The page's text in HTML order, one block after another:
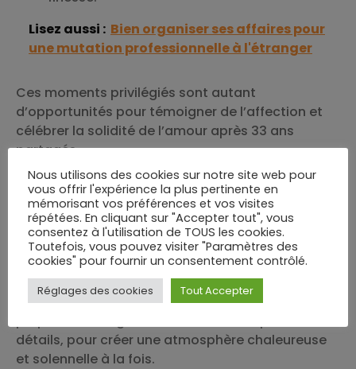
Lisez aussi : Bien organiser ses affaires pour
une mutation professionnelle à l'étranger
Ces moments privilégiés sont autant
d’opportunités pour témoigner de l’affection et
célébrer la solidité de l’amour après 33 ans
partagés.
Conseils pour préparer
une fête mémorable à
l’occasion des noces de
porphyre
Organiser une célébration conviviale ne
s’improvise pas. La clé réside dans une
détails, pour créer une atmosphère chaleureuse
et solennelle à la fois.
Nous utilisons des cookies sur notre site web pour
vous offrir l'expérience la plus pertinente en
mémorisant vos préférences et vos visites
répétées. En cliquant sur "Accepter tout", vous
consentez à l'utilisation de TOUS les cookies.
Toutefois, vous pouvez visiter "Paramètres des
cookies" pour fournir un consentement contrôlé.
Réglages des cookies Tout Accepter